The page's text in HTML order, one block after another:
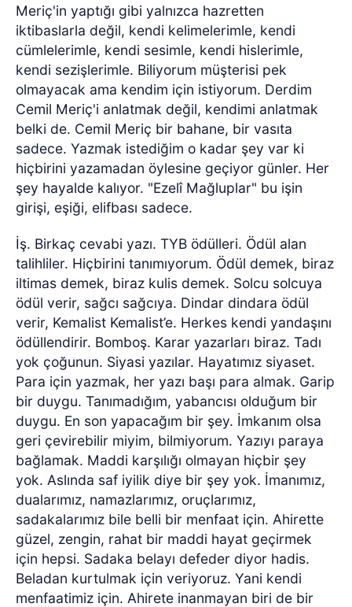
Meriç'in yaptığı gibi yalnızca hazretten
iktibaslarla değil, kendi kelimelerimle, kendi
cümlelerimle, kendi sesimle, kendi hislerimle,
kendi sezişlerimle. Biliyorum müşterisi pek
olmayacak ama kendim için istiyorum. Derdim
Cemil Meriç'i anlatmak değil, kendimi anlatmak
belki de. Cemil Meriç bir bahane, bir vasıta
sadece. Yazmak istediğim o kadar şey var ki
hiçbirini yazamadan öylesine geçiyor günler. Her
şey hayalde kalıyor. "Ezelî Mağluplar" bu işin
girişi, eşiği, elifbası sadece.
İş. Birkaç cevabi yazı. TYB ödülleri. Ödül alan
talihliler. Hiçbirini tanımıyorum. Ödül demek, biraz
iltimas demek, biraz kulis demek. Solcu solcuya
ödül verir, sağcı sağcıya. Dindar dindara ödül
verir, Kemalist Kemalist’e. Herkes kendi yandaşını
ödüllendirir. Bomboş. Karar yazarları biraz. Tadı
yok çoğunun. Siyasi yazılar. Hayatımız siyaset.
Para için yazmak, her yazı başı para almak. Garip
bir duygu. Tanımadığım, yabancısı olduğum bir
duygu. En son yapacağım bir şey. İmkanım olsa
geri çevirebilir miyim, bilmiyorum. Yazıyı paraya
bağlamak. Maddi karşılığı olmayan hiçbir şey
yok. Aslında saf iyilik diye bir şey yok. İmanımız,
dualarımız, namazlarımız, oruçlarımız,
sadakalarımız bile belli bir menfaat için. Ahirette
güzel, zengin, rahat bir maddi hayat geçirmek
için hepsi. Sadaka belayı defeder diyor hadis.
Beladan kurtulmak için veriyoruz. Yani kendi
menfaatimiz için. Ahirete inanmayan biri de bir